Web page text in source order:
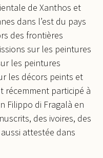
de Xanthos et
dans l’est du pays
des frontières
sur les peintures
les peintures
les décors peints et
récemment participé à
Filippo di Fragalà en
des ivoires, des
attestée dans